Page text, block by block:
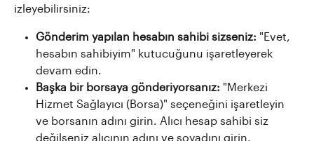
izleyebilirsiniz:
Gönderim yapılan hesabın sahibi sizseniz: "Evet,
hesabın sahibiyim" kutucuğunu işaretleyerek
devam edin.
Başka bir borsaya gönderiyorsanız: "Merkezi
Hizmet Sağlayıcı (Borsa)" seçeneğini işaretleyin
ve borsanın adını girin. Alıcı hesap sahibi siz
değilseniz alıcının adını ve soyadını girin.